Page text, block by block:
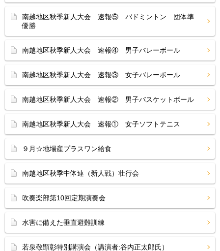
南越地区秋季新人大会 速報⑤ バドミントン 団体準
優勝
南越地区秋季新人大会 速報④ 男子バレーボール
南越地区秋季新人大会 速報③ 女子バレーボール
南越地区秋季新人大会 速報② 男子バスケットボール
南越地区秋季新人大会 速報① 女子ソフトテニス
９月☆地場産プラスワン給食
南越地区秋季中体連（新人戦）壮行会
吹奏楽部第10回定期演奏会
水害に備えた垂直避難訓練
若泉敬顕彰特別講演会（講演者:谷内正太郎氏）